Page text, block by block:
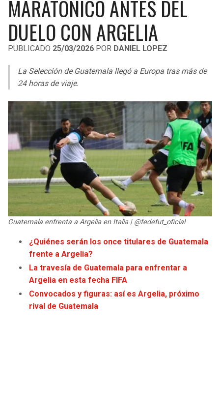
LIGA DE EXPANSIÓN MX
LEAGUES CUP
UEFA EUROPA LEAGUE
UEFA CONFERENCE LEAGUE
MLS
COPA LIBERTADORES
LIGA BETPLAY
OTRAS LIGAS
RAIDERS
CHARGERS
RAVENS
BENGALS
BROWNS
STEELERS
TEXANS
COLTS
TITANS
COWBOYS
GIANTS
CAVALIERS
PISTONS
PACERS
BUCKS
HAWKS
HORNETS
HEAT
MAGIC
WARRIORS
CLIPPERS
LAKERS
MARATÓNICO ANTES DEL
DUELO CON ARGELIA
PUBLICADO 25/03/2026 POR DANIEL LOPEZ
La Selección de Guatemala llegó a Europa tras más de
24 horas de viaje.
Guatemala enfrenta a Argelia en Italia | @fedefut_oficial
¿Quiénes serán los once titulares de Guatemala
frente a Argelia?
La travesía de Guatemala para enfrentar a
Argelia en esta fecha FIFA
Convocados y figuras: así es Argelia, próximo
rival de Guatemala